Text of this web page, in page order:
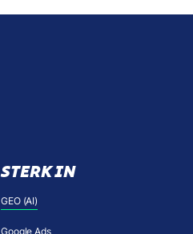
STERK IN
GEO (AI)
Google Ads